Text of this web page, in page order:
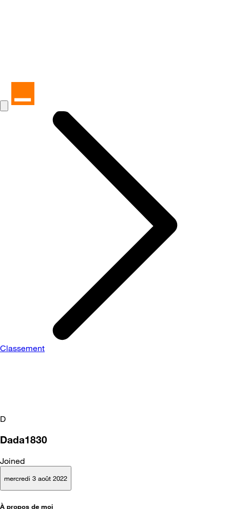
Classement
D
Dada1830
Joined
mercredi 3 août 2022
À propos de moi